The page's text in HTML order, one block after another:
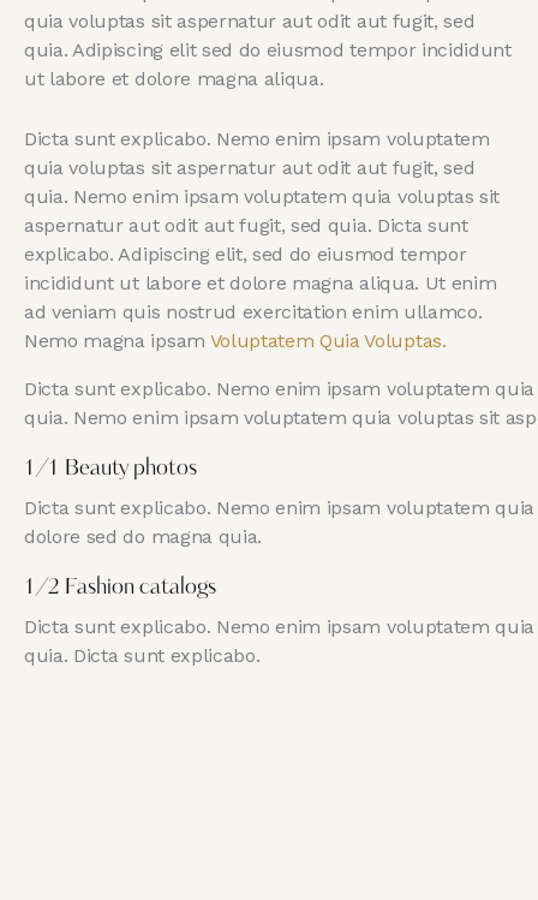
quia voluptas sit aspernatur aut odit aut fugit, sed
quia. Adipiscing elit sed do eiusmod tempor incididunt
ut labore et dolore magna aliqua.
Dicta sunt explicabo. Nemo enim ipsam voluptatem
quia voluptas sit aspernatur aut odit aut fugit, sed
quia. Nemo enim ipsam voluptatem quia voluptas sit
aspernatur aut odit aut fugit, sed quia. Dicta sunt
explicabo. Adipiscing elit, sed do eiusmod tempor
incididunt ut labore et dolore magna aliqua. Ut enim
ad veniam quis nostrud exercitation enim ullamco.
Nemo magna ipsam Voluptatem Quia Voluptas.
Dicta sunt explicabo. Nemo enim ipsam voluptatem
quia. Nemo enim ipsam voluptatem quia voluptas sit
1/1 Beauty photos
Dicta sunt explicabo. Nemo enim ipsam voluptatem
dolore sed do magna quia.
1/2 Fashion catalogs
Dicta sunt explicabo. Nemo enim ipsam voluptatem
quia. Dicta sunt explicabo.